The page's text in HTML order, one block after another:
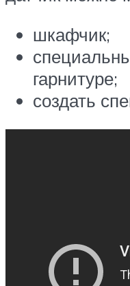
шкафчик;
гарнитуре;
создать